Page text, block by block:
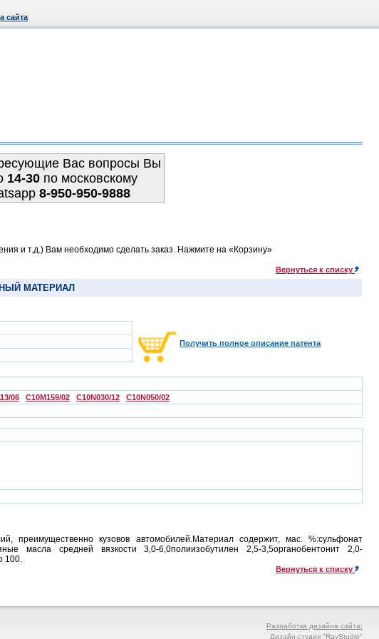
сайта
Вас вопросы Вы
14-30по московскому
8-950-950-9888
и т.д.) Вам необходимо сделать заказ. Нажмите на «Корзину»
Вернуться к списку
МАТЕРИАЛ
Получить полное описание патента
06 C10M159/02 C10N030/12
C10N050/02
преимущественно кузовов автомобилей.Материал содержит, мас. %:сульфонат
масла средней вязкости 3,0-6,0полиизобутилен 2,5-3,5органобентонит 2,0-
100.
Вернуться к списку
Разработка дизайна сайта:
Дизайн-студия "RayStudio"